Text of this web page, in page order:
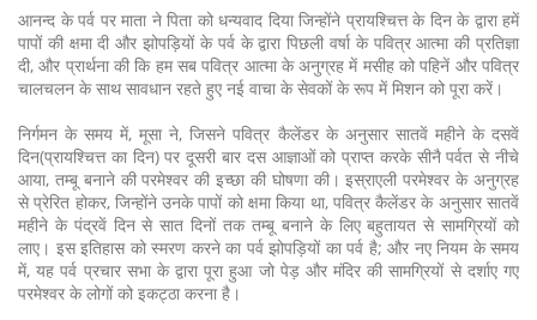
आनन्द के पर्व पर माता ने पिता को धन्यवाद दिया जिन्होंने प्रायश्चित्त के दिन के द्वारा हमें
पापों की क्षमा दी और झोपड़ियों के पर्व के द्वारा पिछली वर्षा के पवित्र आत्मा की प्रतिज्ञा
दी, और प्रार्थना की कि हम सब पवित्र आत्मा के अनुग्रह में मसीह को पहिनें और पवित्र
चालचलन के साथ सावधान रहते हुए नई वाचा के सेवकों के रूप में मिशन को पूरा करें।
निर्गमन के समय में, मूसा ने, जिसने पवित्र कैलेंडर के अनुसार सातवें महीने के दसवें
दिन(प्रायश्चित्त का दिन) पर दूसरी बार दस आज्ञाओं को प्राप्त करके सीनै पर्वत से नीचे
आया, तम्बू बनाने की परमेश्वर की इच्छा की घोषणा की। इस्राएली परमेश्वर के अनुग्रह
से प्रेरित होकर, जिन्होंने उनके पापों को क्षमा किया था, पवित्र कैलेंडर के अनुसार सातवें
महीने के पंद्रवें दिन से सात दिनों तक तम्बू बनाने के लिए बहुतायत से सामग्रियों को
लाए। इस इतिहास को स्मरण करने का पर्व झोपड़ियों का पर्व है; और नए नियम के समय
में, यह पर्व प्रचार सभा के द्वारा पूरा हुआ जो पेड़ और मंदिर की सामग्रियों से दर्शाए गए
परमेश्वर के लोगों को इकट्ठा करना है।